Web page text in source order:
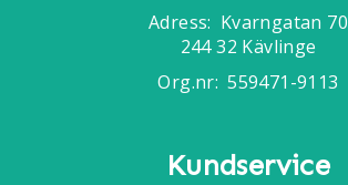
Adress: Kvarngatan 70
244 32 Kävlinge
Org.nr: 559471-9113
Kundservice